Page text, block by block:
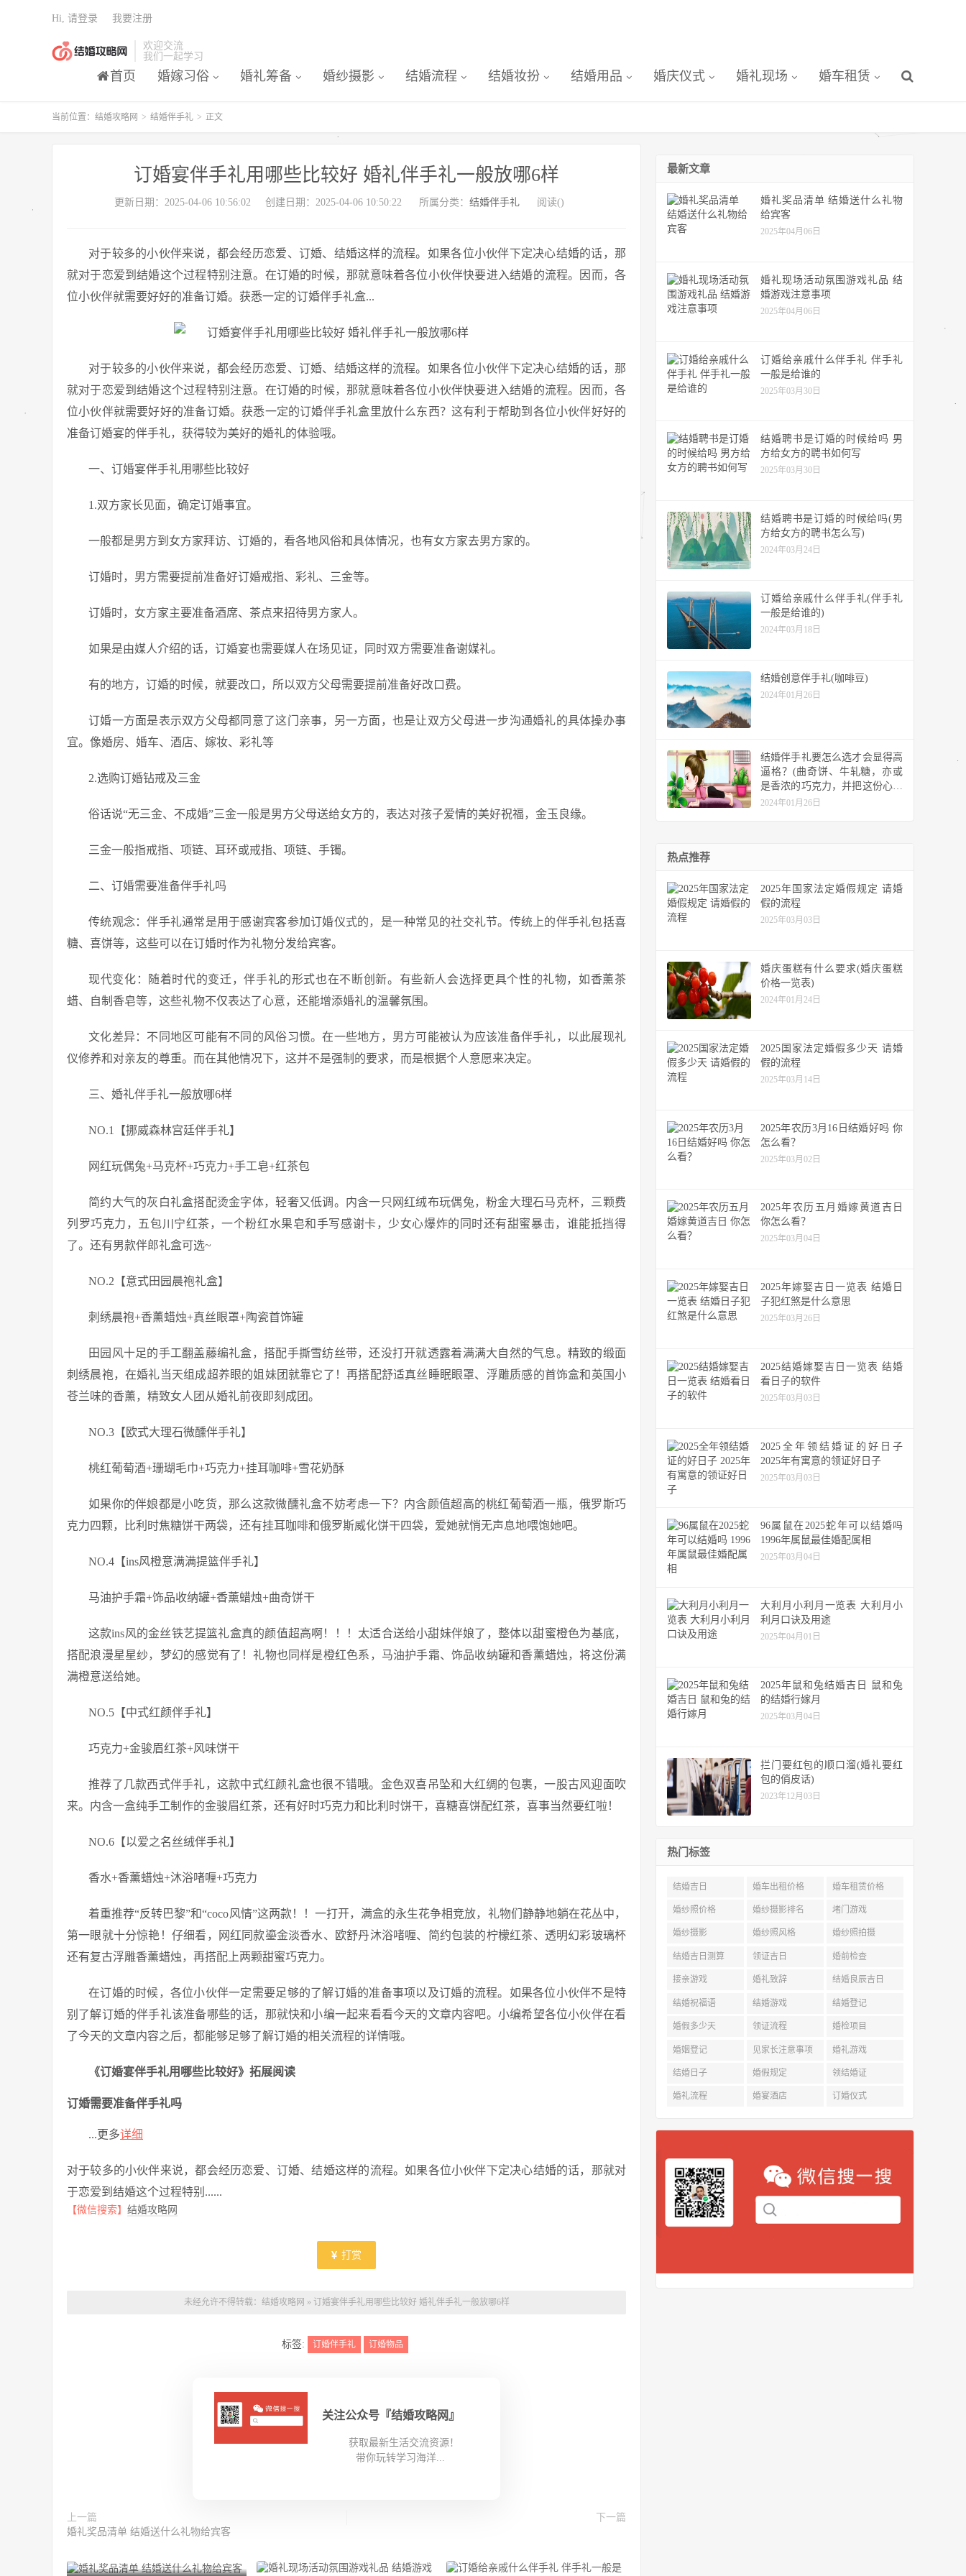
欢迎交流
我们一起学习
首页 婚嫁习俗 婚礼筹备 婚纱摄影 结婚流程 结婚妆扮 结婚用品 婚庆仪式 婚礼现场 婚车租赁
Hi, 请登录 我要注册
当前位置： 结婚攻略网 > 结婚伴手礼 > 正文
订婚宴伴手礼用哪些比较好 婚礼伴手礼一般放哪6样
更新日期：2025-04-06 10:56:02 创建日期：2025-04-06 10:50:22 所属分类： 结婚伴手礼 阅读()
对于较多的小伙伴来说，都会经历恋爱、订婚、结婚这样的流程。如果各位小伙伴下定决心结婚的话，那
就对于恋爱到结婚这个过程特别注意。在订婚的时候，那就意味着各位小伙伴快要进入结婚的流程。因而，各
位小伙伴就需要好好的准备订婚。获悉一定的订婚伴手礼盒...
对于较多的小伙伴来说，都会经历恋爱、订婚、结婚这样的流程。如果各位小伙伴下定决心结婚的话，那
就对于恋爱到结婚这个过程特别注意。在订婚的时候，那就意味着各位小伙伴快要进入结婚的流程。因而，各
位小伙伴就需要好好的准备订婚。获悉一定的订婚伴手礼盒里放什么东西？这有利于帮助到各位小伙伴好好的
准备订婚宴的伴手礼，获得较为美好的婚礼的体验哦。
一、订婚宴伴手礼用哪些比较好
1.双方家长见面，确定订婚事宜。
一般都是男方到女方家拜访、订婚的，看各地风俗和具体情况，也有女方家去男方家的。
订婚时，男方需要提前准备好订婚戒指、彩礼、三金等。
订婚时，女方家主要准备酒席、茶点来招待男方家人。
如果是由媒人介绍的话，订婚宴也需要媒人在场见证，同时双方需要准备谢媒礼。
有的地方，订婚的时候，就要改口，所以双方父母需要提前准备好改口费。
订婚一方面是表示双方父母都同意了这门亲事，另一方面，也是让双方父母进一步沟通婚礼的具体操办事
宜。像婚房、婚车、酒店、嫁妆、彩礼等
2.选购订婚钻戒及三金
俗话说“无三金、不成婚”三金一般是男方父母送给女方的，表达对孩子爱情的美好祝福，金玉良缘。
三金一般指戒指、项链、耳环或戒指、项链、手镯。
二、订婚需要准备伴手礼吗
传统观念：伴手礼通常是用于感谢宾客参加订婚仪式的，是一种常见的社交礼节。传统上的伴手礼包括喜
糖、喜饼等，这些可以在订婚时作为礼物分发给宾客。
现代变化：随着时代的变迁，伴手礼的形式也在不断创新。有些新人会选择更具个性的礼物，如香薰茶
蜡、自制香皂等，这些礼物不仅表达了心意，还能增添婚礼的温馨氛围。
文化差异：不同地区可能有不同的风俗习惯。在一些地方，男方可能被认为应该准备伴手礼，以此展现礼
仪修养和对亲友的尊重。而在其他情况下，这并不是强制的要求，而是根据个人意愿来决定。
三、婚礼伴手礼一般放哪6样
NO.1【挪威森林宫廷伴手礼】
网红玩偶兔+马克杯+巧克力+手工皂+红茶包
简约大气的灰白礼盒搭配烫金字体，轻奢又低调。内含一只网红绒布玩偶兔，粉金大理石马克杯，三颗费
列罗巧克力，五包川宁红茶，一个粉红水果皂和手写感谢卡，少女心爆炸的同时还有甜蜜暴击，谁能抵挡得
了。还有男款伴郎礼盒可选~
NO.2【意式田园晨袍礼盒】
刺绣晨袍+香薰蜡烛+真丝眼罩+陶瓷首饰罐
田园风十足的手工翻盖藤编礼盒，搭配手撕雪纺丝带，还没打开就透露着满满大自然的气息。精致的缎面
刺绣晨袍，在婚礼当天组成超养眼的姐妹团就靠它了！再搭配舒适真丝睡眠眼罩、浮雕质感的首饰盒和英国小
苍兰味的香薰，精致女人团从婚礼前夜即刻成团。
NO.3【欧式大理石微醺伴手礼】
桃红葡萄酒+珊瑚毛巾+巧克力+挂耳咖啡+雪花奶酥
如果你的伴娘都是小吃货，那么这款微醺礼盒不妨考虑一下？内含颜值超高的桃红葡萄酒一瓶，俄罗斯巧
克力四颗，比利时焦糖饼干两袋，还有挂耳咖啡和俄罗斯威化饼干四袋，爱她就悄无声息地喂饱她吧。
NO.4【ins风橙意满满提篮伴手礼】
马油护手霜+饰品收纳罐+香薰蜡烛+曲奇饼干
这款ins风的金丝铁艺提篮礼盒真的颜值超高啊！！！太适合送给小甜妹伴娘了，整体以甜蜜橙色为基底，
搭配浪漫星星纱，梦幻的感觉有了！礼物也同样是橙红色系，马油护手霜、饰品收纳罐和香薰蜡烛，将这份满
满橙意送给她。
NO.5【中式红颜伴手礼】
巧克力+金骏眉红茶+风味饼干
推荐了几款西式伴手礼，这款中式红颜礼盒也很不错哦。金色双喜吊坠和大红绸的包裹，一股古风迎面吹
来。内含一盒纯手工制作的金骏眉红茶，还有好时巧克力和比利时饼干，喜糖喜饼配红茶，喜事当然要红啦！
NO.6【以爱之名丝绒伴手礼】
香水+香薰蜡烛+沐浴啫喱+巧克力
着重推荐“反转巴黎”和“coco风情”这两款！！一打开，满盒的永生花争相竞放，礼物们静静地躺在花丛中，
第一眼就十分惊艳！仔细看，网红同款鎏金淡香水、欧舒丹沐浴啫喱、简约包装的柠檬红茶、透明幻彩玻璃杯
还有复古浮雕香薰蜡烛，再搭配上两颗甜蜜巧克力。
在订婚的时候，各位小伙伴一定需要足够的了解订婚的准备事项以及订婚的流程。如果各位小伙伴不是特
别了解订婚的伴手礼该准备哪些的话，那就快和小编一起来看看今天的文章内容吧。小编希望各位小伙伴在看
了今天的文章内容之后，都能够足够了解订婚的相关流程的详情哦。
《订婚宴伴手礼用哪些比较好》拓展阅读
订婚需要准备伴手礼吗
...更多详细
对于较多的小伙伴来说，都会经历恋爱、订婚、结婚这样的流程。如果各位小伙伴下定决心结婚的话，那就对
于恋爱到结婚这个过程特别......
【微信搜索】 结婚攻略网
打赏
未经允许不得转载： 结婚攻略网 » 订婚宴伴手礼用哪些比较好 婚礼伴手礼一般放哪6样
标签: 订婚伴手礼 订婚物品
关注公众号『结婚攻略网』
获取最新生活交流资源！
带你玩转学习海洋...
上一篇
婚礼奖品清单 结婚送什么礼物给宾客
下一篇
最新文章
婚礼奖品清单 结婚送什么礼物
给宾客
2025年04月06日
婚礼现场活动氛围游戏礼品 结
婚游戏注意事项
2025年04月06日
订婚给亲戚什么伴手礼 伴手礼
一般是给谁的
2025年03月30日
结婚聘书是订婚的时候给吗 男
方给女方的聘书如何写
2025年03月30日
结婚聘书是订婚的时候给吗(男
方给女方的聘书怎么写)
2024年03月24日
订婚给亲戚什么伴手礼(伴手礼
一般是给谁的)
2024年03月18日
结婚创意伴手礼(咖啡豆)
2024年01月26日
结婚伴手礼要怎么选才会显得高
逼格？(曲奇饼、牛轧糖，亦或
是香浓的巧克力，并把这份心意
精心包装后送给参加婚礼的来
2024年01月26日
热点推荐
2025年国家法定婚假规定 请婚
假的流程
2025年03月03日
婚庆蛋糕有什么要求(婚庆蛋糕
价格一览表)
2024年01月24日
2025国家法定婚假多少天 请婚
假的流程
2025年03月14日
2025年农历3月16日结婚好吗 你
怎么看？
2025年03月02日
2025年农历五月婚嫁黄道吉日
你怎么看？
2025年03月04日
2025年嫁娶吉日一览表 结婚日
子犯红煞是什么意思
2025年03月26日
2025结婚嫁娶吉日一览表 结婚
看日子的软件
2025年03月03日
2025全年领结婚证的好日子
2025年有寓意的领证好日子
2025年03月03日
96属鼠在2025蛇年可以结婚吗
1996年属鼠最佳婚配属相
2025年03月04日
大利月小利月一览表 大利月小
利月口诀及用途
2025年04月01日
2025年鼠和兔结婚吉日 鼠和兔
的结婚行嫁月
2025年03月04日
拦门要红包的顺口溜(婚礼要红
包的俏皮话)
2023年12月03日
热门标签
结婚吉日 婚车出租价格 婚车租赁价格
婚纱照价格 婚纱摄影排名 堵门游戏
婚纱摄影 婚纱照风格 婚纱照拍摄
结婚吉日测算 领证吉日 婚前检查
接亲游戏 婚礼致辞 结婚良辰吉日
结婚祝福语 结婚游戏 结婚登记
婚假多少天 领证流程 婚检项目
婚姻登记 见家长注意事项 婚礼游戏
结婚日子 婚假规定 领结婚证
婚礼流程 婚宴酒店 订婚仪式